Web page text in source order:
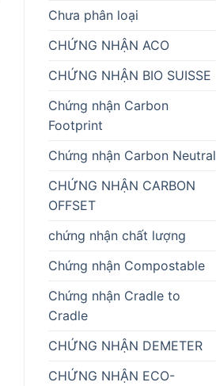
Chưa phân loại
CHỨNG NHẬN ACO
CHỨNG NHẬN BIO SUISSE
Chứng nhận Carbon
Footprint
Chứng nhận Carbon Neutral
CHỨNG NHẬN CARBON
OFFSET
chứng nhận chất lượng
Chứng nhận Compostable
Chứng nhận Cradle to
Cradle
CHỨNG NHẬN DEMETER
CHỨNG NHẬN ECO-